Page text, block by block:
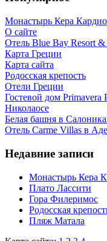
Монастырь Кера
О сайте
Отель Blue Bay Resort
Карта Греции
Карта сайта
Родосская крепость
Отели Греции
Гостевой дом Primavera
Николаосе
Белая башня в
Отель Carme Villas в
Недавние записи
Монастырь Кера
Плато Лассити
Гора Филеримос
Родосская
Пляж Матала